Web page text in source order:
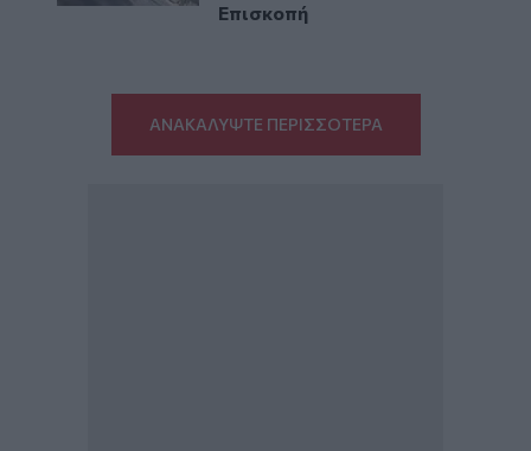
Επισκοπή
ΑΝΑΚΑΛΥΨΤΕ ΠΕΡΙΣΣΟΤΕΡΑ